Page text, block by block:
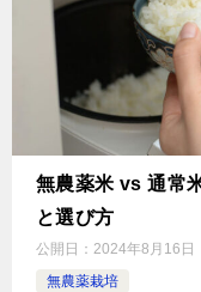
無農薬米 vs 通常
と選び方
公開日： 2024年8月16日
無農薬栽培